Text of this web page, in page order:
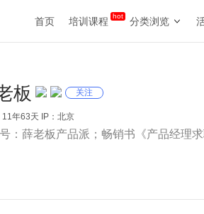
首页 培训课程 分类浏览
板 关注
11年63天 IP：北京
：薛老板产品派；畅销书《产品经理